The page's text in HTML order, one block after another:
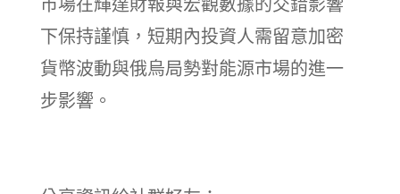
下保持謹慎，短期內投資人需留意加密
貨幣波動與俄烏局勢對能源市場的進一
步影響。